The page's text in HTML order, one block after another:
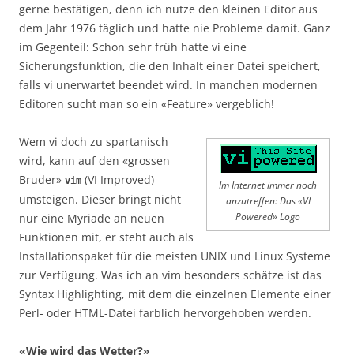
gerne bestätigen, denn ich nutze den kleinen Editor aus
dem Jahr 1976 täglich und hatte nie Probleme damit. Ganz
im Gegenteil: Schon sehr früh hatte vi eine
Sicherungsfunktion, die den Inhalt einer Datei speichert,
falls vi unerwartet beendet wird. In manchen modernen
Editoren sucht man so ein «Feature» vergeblich!
Im Internet immer noch
anzutreffen: Das «VI
Powered» Logo
Wem vi doch zu spartanisch
wird, kann auf den «grossen
Bruder» vim (VI Improved)
umsteigen. Dieser bringt nicht
nur eine Myriade an neuen
Funktionen mit, er steht auch als
Installationspaket für die meisten UNIX und Linux Systeme
zur Verfügung. Was ich an vim besonders schätze ist das
Syntax Highlighting, mit dem die einzelnen Elemente einer
Perl- oder HTML-Datei farblich hervorgehoben werden.
«Wie wird das Wetter?»